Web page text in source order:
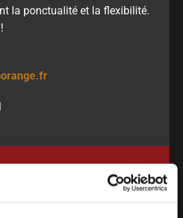
la ponctualité et la flexibilité.